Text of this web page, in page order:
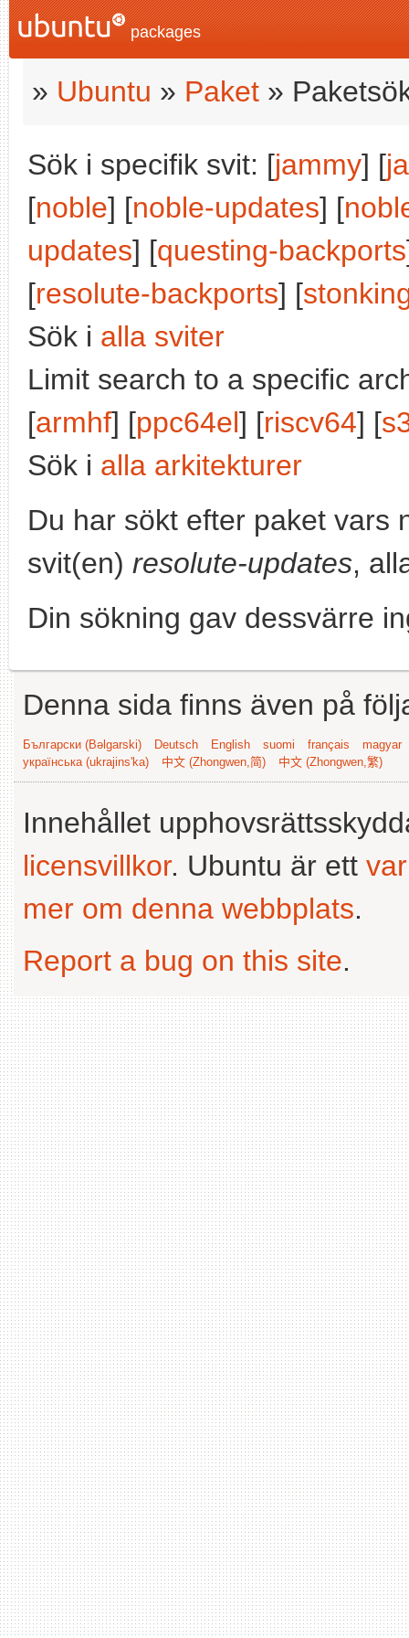
packages
» Ubuntu » Paket »
Sök i specifik svit: [jammy] [
[noble] [noble-updates] [
updates] [questing-backports
[resolute-backports] [
Sök i alla sviter
Limit search to a specific
[armhf] [ppc64el] [riscv64] [
Sök i alla arkitekturer
Du har sökt efter paket vars
svit(en) resolute-updates,
Din sökning gav dessvärre
Denna sida finns även på
Български (Bəlgarski) Deutsch English suomi français
magyar
українська (ukrajins'ka)
中文 (Zhongwen,简) 中文 (Zhongwen,繁)
Innehållet
licensvillkor. Ubuntu är ett
mer om denna webbplats.
Report a bug on this site.